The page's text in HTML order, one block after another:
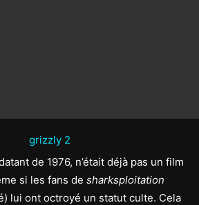
de 1976, n’était déjà pas un film
si les fans de sharksploitation
lui ont octroyé un statut culte. Cela